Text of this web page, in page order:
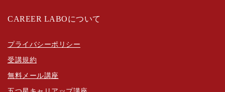
CAREER LABOについて
プライバシーポリシー
受講規約
無料メール講座